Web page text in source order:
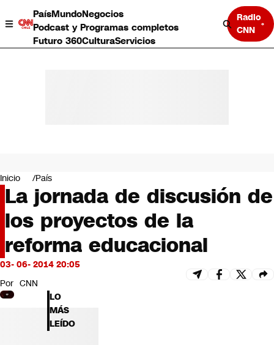
PaísMundoNegocios
Podcast y Programas completos
Futuro 360CulturaServicios
Radio
CNN
Negocios
Deportes
Programas completos
Cultura
Servicios
Bits
CNN tiempo
Futuro 360
Opinión
Inicio País
La jornada de discusión de
los proyectos de la
reforma educacional
03- 06- 2014 20:05
Por CNN
LO
MÁS
LEÍDO